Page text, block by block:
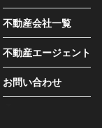
不動産会社一覧
不動産エージェント
お問い合わせ